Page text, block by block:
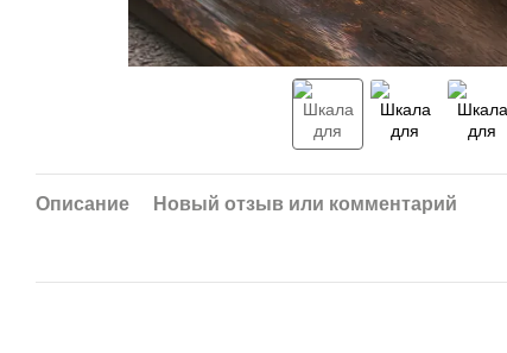
Описание Новый отзыв или комментарий